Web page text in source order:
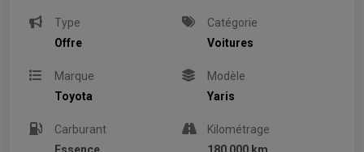
Type
Offre
Catégorie
Voitures
Marque
Toyota
Modèle
Yaris
Carburant
Kilométrage